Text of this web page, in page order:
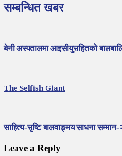
सम्बन्धित खबर
बेनी अस्पतालमा आइसीयुसहितको
The Selfish Giant
साहित्य-सृष्टि बालवाङ्मय साधना
Leave a Reply